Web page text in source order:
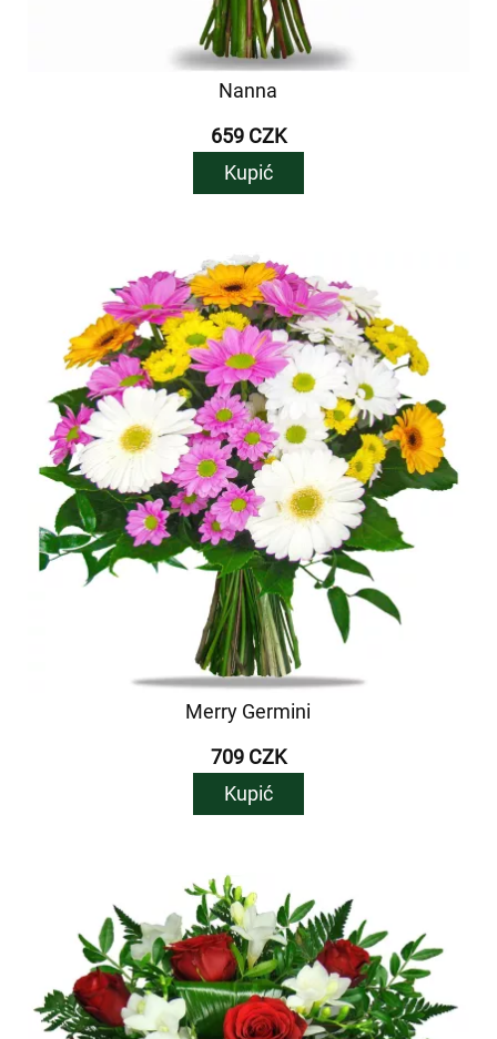
Nanna
659 CZK
Kupić
Merry Germini
709 CZK
Kupić